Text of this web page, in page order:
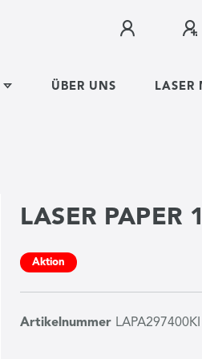
ÜBER UNS LASER
LASER PAPER
Aktion
Artikelnummer LAPA297400KI